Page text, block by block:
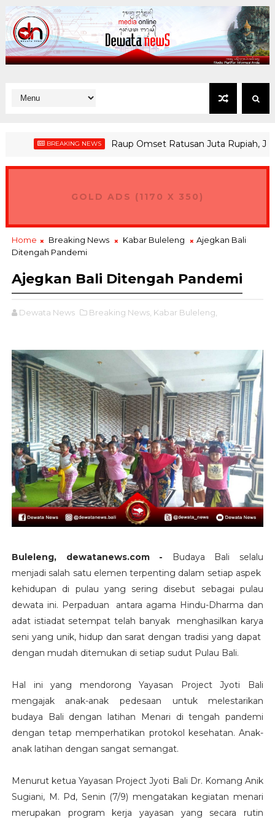
BREAKING NEWS Raup Omset Ratusan Juta Rupiah,
GOLD ADS (1170 X 350)
Home Breaking News Kabar Buleleng
Ajegkan Bali
Ditengah Pandemi
Ajegkan Bali Ditengah Pandemi
Dewata News Breaking News, Kabar Buleleng,
Buleleng, dewatanews.com - Budaya Bali selalu
menjadi salah satu elemen terpenting dalam setiap aspek
kehidupan di pulau yang sering disebut sebagai pulau
dewata ini. Perpaduan antara agama Hindu-Dharma dan
adat istiadat setempat telah banyak menghasilkan karya
seni yang unik, hidup dan sarat dengan tradisi yang dapat
dengan mudah ditemukan di setiap sudut Pulau Bali.
Hal ini yang mendorong Yayasan Project Jyoti Bali
mengajak anak-anak pedesaan untuk melestarikan
budaya Bali dengan latihan Menari di tengah pandemi
dengan tetap memperhatikan protokol kesehatan. Anak-
anak latihan dengan sangat semangat.
Menurut ketua Yayasan Project Jyoti Bali Dr. Komang Anik
Sugiani, M. Pd, Senin (7/9) mengatakan kegiatan menari
merupakan program kerja yayasan yang secara rutin